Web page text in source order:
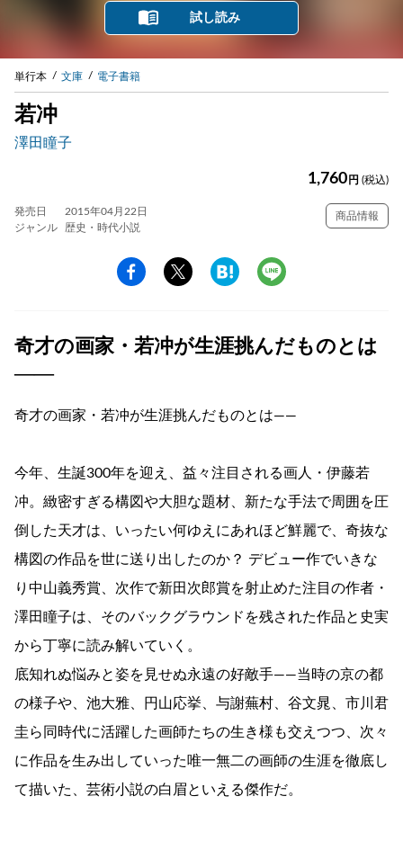
試し読み
単行本 文庫 電子書籍
若冲
澤田瞳子
1,760 円 (税込)
発売日
2015年04月22日
ジャンル
歴史・時代小説
商品情報
奇才の画家・若冲が生涯挑んだものとは
――
奇才の画家・若冲が生涯挑んだものとは――
今年、生誕300年を迎え、益々注目される画人・伊藤若
冲。緻密すぎる構図や大胆な題材、新たな手法で周囲を圧
倒した天才は、いったい何ゆえにあれほど鮮麗で、奇抜な
構図の作品を世に送り出したのか？ デビュー作でいきな
り中山義秀賞、次作で新田次郎賞を射止めた注目の作者・
澤田瞳子は、そのバックグラウンドを残された作品と史実
から丁寧に読み解いていく。
底知れぬ悩みと姿を見せぬ永遠の好敵手――当時の京の都
の様子や、池大雅、円山応挙、与謝蕪村、谷文晁、市川君
圭ら同時代に活躍した画師たちの生き様も交えつつ、次々
に作品を生み出していった唯一無二の画師の生涯を徹底し
て描いた、芸術小説の白眉といえる傑作だ。